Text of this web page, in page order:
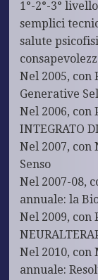
1°-2°-3°
semplici
salute
Nel 2005, con
Generative
Nel 2006, con
INTEGRATO
Nel 2007,
Senso
Nel 2007-08,
annuale: la
Nel 2009, con
Nel 2010, con
annuale: